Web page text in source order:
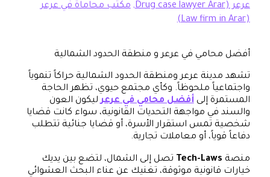
عرعر (Drug case lawyer Arar
,مكتب محاماة في عرعر
(Law firm in Arar)
أفضل محامي في عرعر و منطقة الحدود الشمالية
تشهد مدينة عرعر ومنطقة الحدود الشمالية حراكاً تنموياً
واجتماعياً ملحوظاً. وكأي مجتمع حيوي، تظهر الحاجة
المستمرة إلىأفضل محامي في عرعرليكون العون
والسند في مواجهة التحديات القانونية، سواء كانت قضايا
شخصية تمس استقرار الأسرة، أو قضايا جنائية تتطلب
دفاعاً قوياً، أو معاملات تجارية.
منصة Tech-Laws تصل إلى الشمال، لتضع بين يديك
خيارات قانونية موثوقة، تغنيك عن عناء البحث العشوائي